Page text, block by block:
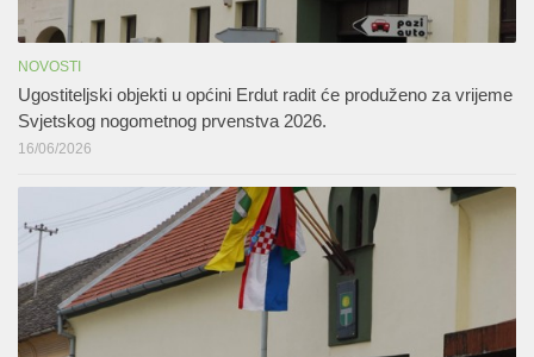
NOVOSTI
Ugostiteljski objekti u općini Erdut radit će produženo za vrijeme
Svjetskog nogometnog prvenstva 2026.
16/06/2026